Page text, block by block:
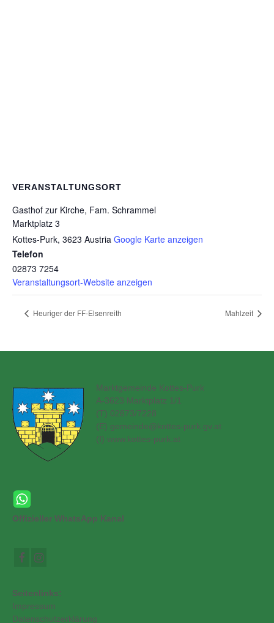
VERANSTALTUNGSORT
Gasthof zur Kirche, Fam. Schrammel
Marktplatz 3
Kottes-Purk, 3623 Austria Google Karte anzeigen
Telefon
02873 7254
Veranstaltungsort-Website anzeigen
Heuriger der FF-Elsenreith Mahlzeit
Marktgemeinde Kottes-Purk
A-3623 Marktplatz 1/1
(T) 02873/7228
(E) gemeinde@kottes-purk.gv.at
(I) www.kottes-purk.at
Offizieller WhatsApp Kanal
Seitenlinks:
Impressum
Datenschutzerklärung